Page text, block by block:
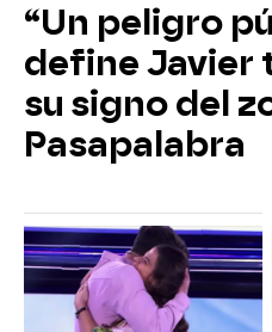
“Un peligro
define Javier
su signo del
Pasapalabra